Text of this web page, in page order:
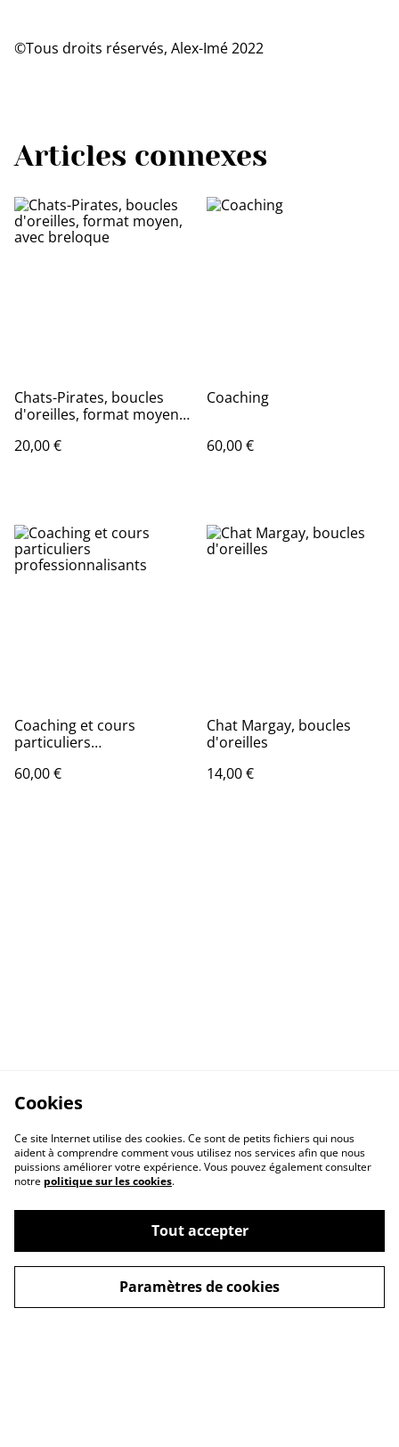
©Tous droits réservés, Alex-Imé 2022
Articles connexes
Chats-Pirates, boucles
d'oreilles, format moyen,
20,00 €
Coaching
60,00 €
Coaching et cours
particuliers
60,00 €
Chat Margay, boucles
d'oreilles
14,00 €
A propos
Buy me a coffee
Politique de cookies
Cookies
Ce site Internet utilise des cookies. Ce sont de petits fichiers qui nous
aident à comprendre comment vous utilisez nos services afin que nous
puissions améliorer votre expérience. Vous pouvez également consulter
notre politique sur les cookies.
Tout accepter
Paramètres de cookies